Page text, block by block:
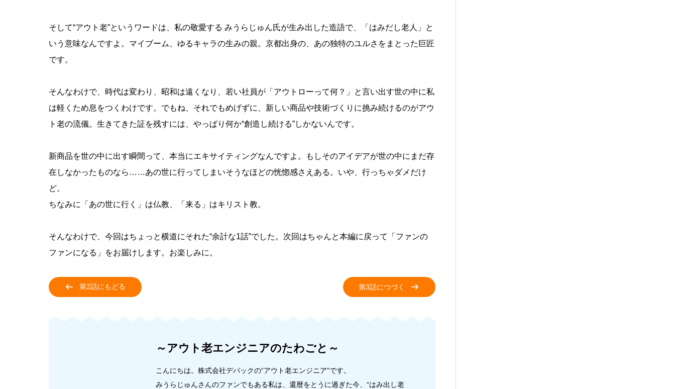
そして“アウト老”というワードは、私の敬愛する みうらじゅん氏が生み出した造語で、「はみだし老人」と
いう意味なんですよ。マイブーム、ゆるキャラの生みの親。京都出身の、あの独特のユルさをまとった巨匠
です。
そんなわけで、時代は変わり、昭和は遠くなり、若い社員が「アウトローって何？」と言い出す世の中に私
は軽くため息をつくわけです。でもね、それでもめげずに、新しい商品や技術づくりに挑み続けるのがアウ
ト老の流儀。生きてきた証を残すには、やっぱり何か“創造し続ける”しかないんです。
新商品を世の中に出す瞬間って、本当にエキサイティングなんですよ。もしそのアイデアが世の中にまだ存
在しなかったものなら……あの世に行ってしまいそうなほどの恍惚感さえある。いや、行っちゃダメだけ
ど。
ちなみに「あの世に行く」は仏教、「来る」はキリスト教。
そんなわけで、今回はちょっと横道にそれた“余計な1話”でした。次回はちゃんと本編に戻って「ファンの
ファンになる」をお届けします。お楽しみに。
第2話にもどる 第3話につづく
～アウト老エンジニアのたわごと～
こんにちは。株式会社デパックの“アウト老エンジニア”です。
みうらじゅんさんのファンでもある私は、還暦をとうに過ぎた今、“はみ出し老